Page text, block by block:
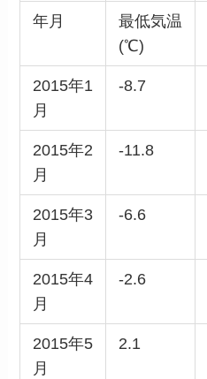
年月
最低気温
(℃)
2015年1
月
-8.7
2015年2
月
-11.8
2015年3
月
-6.6
2015年4
月
-2.6
2015年5
月
2.1